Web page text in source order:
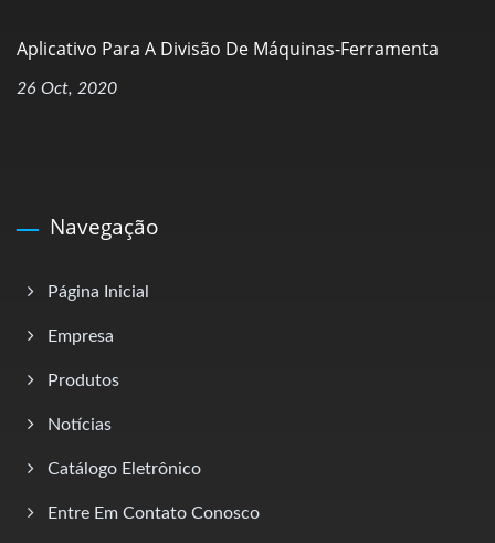
Aplicativo Para A Divisão De Máquinas-Ferramenta
26 Oct, 2020
Navegação
Página Inicial
Empresa
Produtos
Notícias
Catálogo Eletrônico
Entre Em Contato Conosco